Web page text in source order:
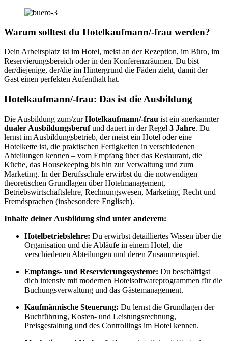
Warum solltest du Hotelkaufmann/-frau werden?
Dein Arbeitsplatz ist im Hotel, meist an der Rezeption, im Büro, im
Reservierungsbereich oder in den Konferenzräumen. Du bist
der/diejenige, der/die im Hintergrund die Fäden zieht, damit der
Gast einen perfekten Aufenthalt hat.
Hotelkaufmann/-frau: Das ist die Ausbildung
Die Ausbildung zum/zurHotelkaufmann/-frau ist ein anerkannter
dualer Ausbildungsberufund dauert in der Regel 3 Jahre. Du
lernst im Ausbildungsbetrieb, der meist ein Hotel oder eine
Hotelkette ist, die praktischen Fertigkeiten in verschiedenen
Abteilungen kennen – vom Empfang über das Restaurant, die
Küche, das Housekeeping bis hin zur Verwaltung und zum
Marketing. In der Berufsschule erwirbst du die notwendigen
theoretischen Grundlagen über Hotelmanagement,
Betriebswirtschaftslehre, Rechnungswesen, Marketing, Recht und
Fremdsprachen (insbesondere Englisch).
Inhalte deiner Ausbildung sind unter anderem:
Hotelbetriebslehre: Du erwirbst detailliertes Wissen über die
Organisation und die Abläufe in einem Hotel, die
verschiedenen Abteilungen und deren Zusammenspiel.
Empfangs- und Reservierungssysteme: Du beschäftigst
dich intensiv mit modernen Hotelsoftwareprogrammen für die
Buchungsverwaltung und das Gästemanagement.
Kaufmännische Steuerung: Du lernst die Grundlagen der
Buchführung, Kosten- und Leistungsrechnung,
Preisgestaltung und des Controllings im Hotel kennen.